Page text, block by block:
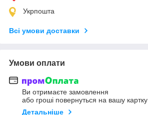
Укрпошта
Всі умови доставки
Умови оплати
Ви отримаєте замовлення
або гроші повернуться на вашу картку
Детальніше